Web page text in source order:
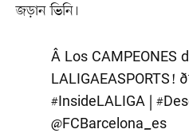
জড়ান ভিনি।
Â¡Los CAMPEONES
LALIGAEASPORTS!
#InsideLALIGA
@FCBarcelona_es